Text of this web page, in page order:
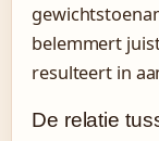
belemmert
resulteert in
De relatie